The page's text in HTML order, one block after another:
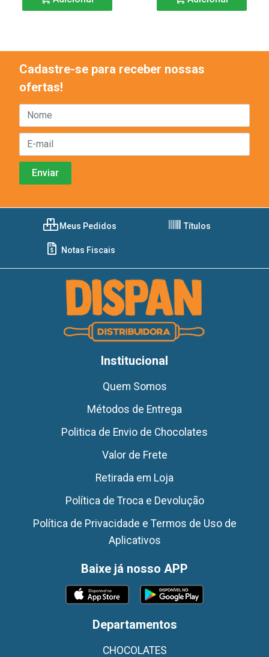
Cadastre-se para receber nossas
ofertas!
Meus Pedidos Títulos
Notas Fiscais
Institucional
Quem Somos
Métodos de Entrega
Politica de Envio de Chocolates
Valor de Frete
Retirada em Loja
Política de Troca e Devolução
Política de Privacidade e Termos de Uso de
Aplicativos
Baixe já nosso APP
Departamentos
CHOCOLATES